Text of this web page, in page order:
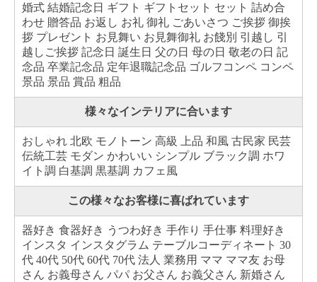
婚式 結婚記念日 ギフト ギフトセット セット 詰め合
わせ 贈答品 お返し お礼 御礼 ごあいさつ ご挨拶 御挨
拶 プレゼント お見舞い お見舞御礼 お餞別 引越し 引
越しご挨拶 記念日 誕生日 父の日 母の日 敬老の日 記
念品 卒業記念品 定年退職記念品 ゴルフコンペ コンペ
景品 景品 賞品 粗品
様々なインテリアに合います
おしゃれ 北欧 モノトーン 高級 上品 和風 古民家 民芸
伝統工芸 モダン かわいい シンプル ブラック調 ホワ
イト調 白基調 黒基調 カフェ風
この様々なお客様に喜ばれています
器好き 食器好き うつわ好き 手作り 手仕事 料理好き
インスタ インスタグラム テーブルコーディネート 30
代 40代 50代 60代 70代 法人 業務用 ママ ママ友 お母
さん お義母さん パパ お父さん お義父さん 新婚さん